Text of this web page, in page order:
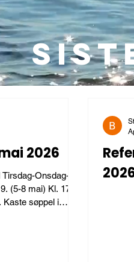
2026
Onsdag-
mai) Kl. 17 og
Kaste søppel i